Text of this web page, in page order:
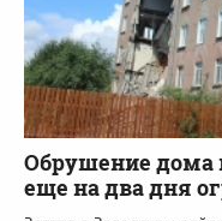
Обрушение дома
еще на два дня